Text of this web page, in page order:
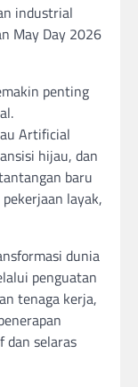
industrial
May Day 2026
penting
Artificial
hijau, dan
baru
layak,
dunia
penguatan
tenaga kerja,
dan selaras